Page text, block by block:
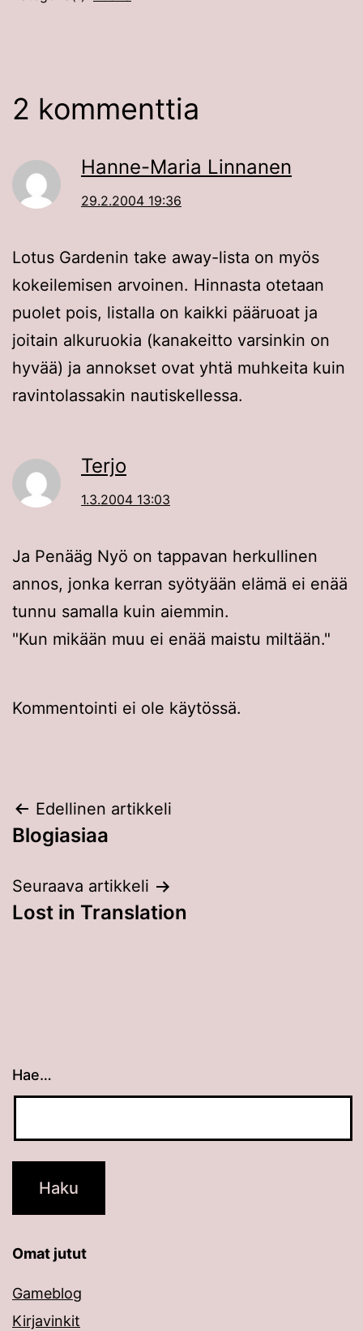
2 kommenttia
Hanne-Maria Linnanen
29.2.2004 19:36
Lotus Gardenin take away-lista on myös
kokeilemisen arvoinen. Hinnasta otetaan
puolet pois, listalla on kaikki pääruoat ja
joitain alkuruokia (kanakeitto varsinkin on
hyvää) ja annokset ovat yhtä muhkeita kuin
ravintolassakin nautiskellessa.
Terjo
1.3.2004 13:03
Ja Penääg Nyö on tappavan herkullinen
annos, jonka kerran syötyään elämä ei enää
tunnu samalla kuin aiemmin.
"Kun mikään muu ei enää maistu miltään."
Kommentointi ei ole käytössä.
Artikkelien
selaus
Edellinen artikkeli
Blogiasiaa
Seuraava artikkeli
Lost in Translation
Hae…
Kun tuloksia tulee, voit selata niitä
Omat jutut
Gameblog
Kirjavinkit